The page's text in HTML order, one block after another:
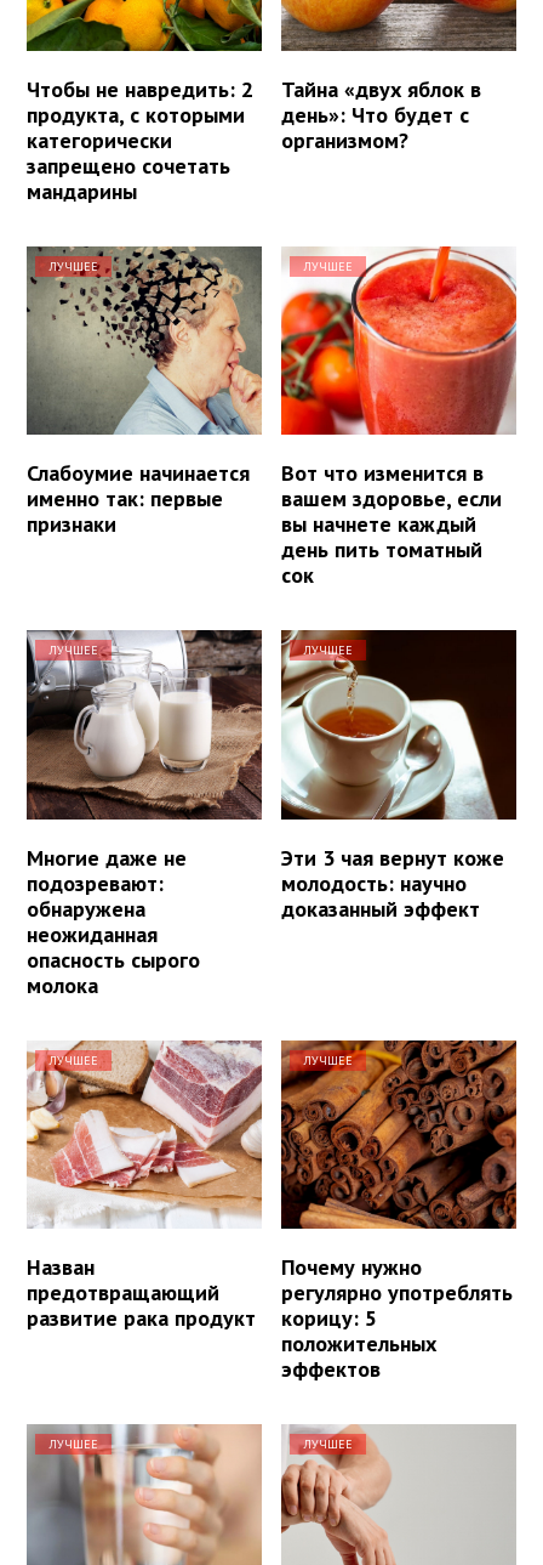
Чтобы не навредить: 2
продукта, с которыми
категорически
запрещено сочетать
мандарины
Тайна «двух яблок в
день»: Что будет с
организмом?
ЛУЧШЕЕ
Слабоумие начинается
именно так: первые
признаки
ЛУЧШЕЕ
Вот что изменится в
вашем здоровье, если
вы начнете каждый
день пить томатный
сок
ЛУЧШЕЕ
Многие даже не
подозревают:
обнаружена
неожиданная
опасность сырого
молока
ЛУЧШЕЕ
Эти 3 чая вернут коже
молодость: научно
доказанный эффект
ЛУЧШЕЕ
Назван
предотвращающий
развитие рака продукт
ЛУЧШЕЕ
Почему нужно
регулярно употреблять
корицу: 5
положительных
эффектов
ЛУЧШЕЕ ЛУЧШЕЕ